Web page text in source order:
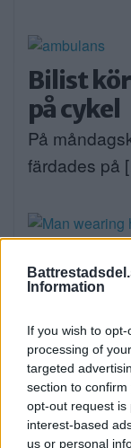
Information
If you wish to
processing of
targeted
section to
opt-out request is
interest-based
us or personal
Bilist
på cykel
På
färdades på
När
den
EXTERN
del av […]